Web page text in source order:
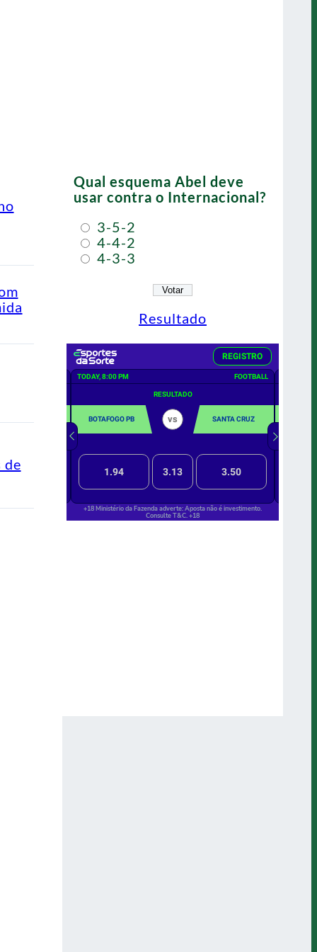
de
Qual esquema Abel deve
usar contra o Internacional?
3-5-2
4-4-2
4-3-3
Resultado